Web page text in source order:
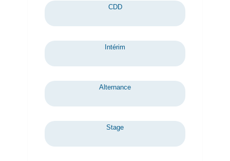
CDD
Intérim
Alternance
Stage